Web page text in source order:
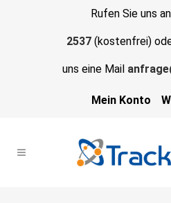
Rufen Sie uns an
2537(kostenfrei)
uns eine Mail
Mein Konto